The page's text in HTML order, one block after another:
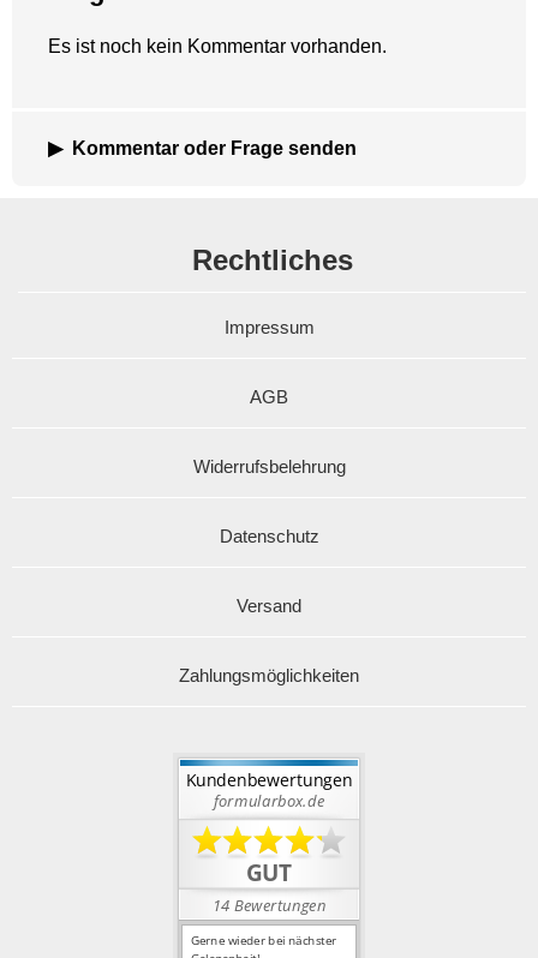
Es ist noch kein Kommentar vorhanden.
Kommentar oder Frage senden
Rechtliches
Impressum
AGB
Widerrufsbelehrung
Datenschutz
Versand
Zahlungsmöglichkeiten